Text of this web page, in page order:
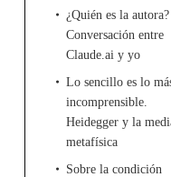
¿Quién es la autora?
Conversación entre
Claude.ai y yo
Lo sencillo es lo
incomprensible.
Heidegger y la
metafísica
Sobre la condición